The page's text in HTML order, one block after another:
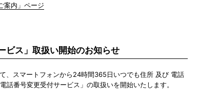
案内」ページ
ビス」取扱い開始のお知らせ
、スマートフォンから24時間365日いつでも住所 及び 電話
番号変更受付サービス」の取扱いを開始いたします。